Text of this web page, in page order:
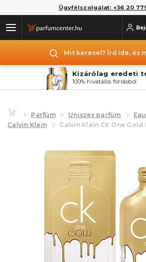
Ügyfélszolgálat: +36 20
Mit keresel? Írd ide, és
Kizárólag eredeti
100% hivatalos forrásból
Parfüm Uniszex parfüm
Calvin Klein
Calvin Klein CK One